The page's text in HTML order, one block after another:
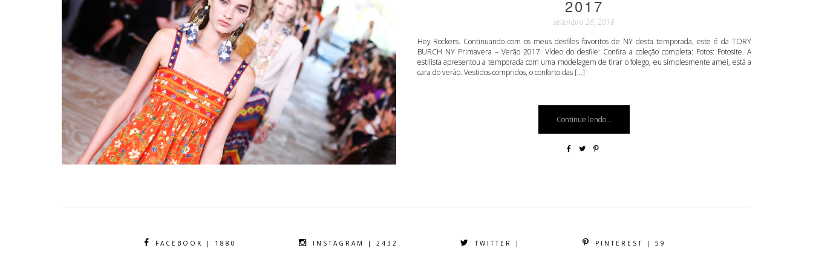
2017
setembro 26, 2016
Hey Rockers. Continuando com os meus desfiles favoritos de NY desta temporada, este é da TORY
BURCH NY Primavera – Verão 2017. Vídeo do desfile: Confira a coleção completa: Fotos: Fotosite. A
estilista apresentou a temporada com uma modelagem de tirar o folego, eu simplesmente amei, está a
cara do verão. Vestidos compridos, o conforto das […]
Continue lendo...
FACEBOOK | 1880 INSTAGRAM | 2432 TWITTER | PINTEREST | 59